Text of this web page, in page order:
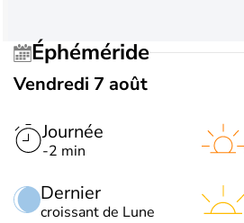
Éphéméride
Vendredi 7 août
Journée
-2 min
Dernier
croissant de Lune